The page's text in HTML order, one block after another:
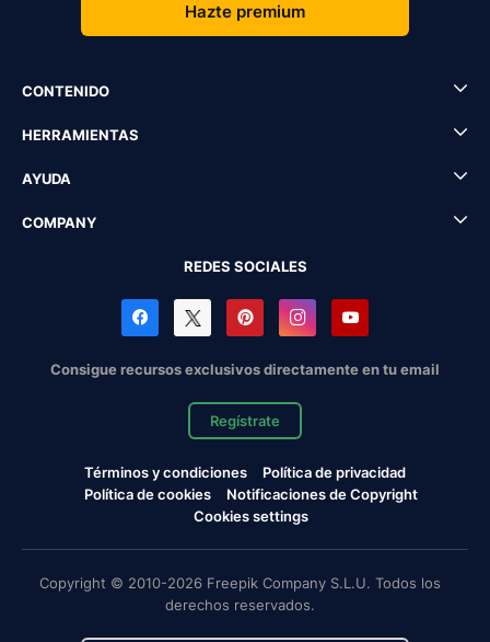
Hazte premium
CONTENIDO
HERRAMIENTAS
AYUDA
COMPANY
REDES SOCIALES
Consigue recursos exclusivos directamente en tu email
Regístrate
Términos y condiciones
Política de privacidad
Política de cookies
Notificaciones de Copyright
Cookies settings
Copyright © 2010-2026 Freepik Company S.L.U. Todos los
derechos reservados.